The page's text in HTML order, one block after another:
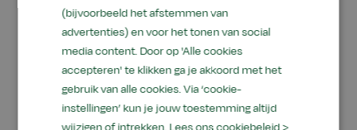
is en leert met zelfvertrouwen zorgen voor alles
wat groeit en bloeit.
(bijvoorbeeld het afstemmen van
advertenties) en voor het tonen van social
media content. Door op 'Alle cookies
accepteren' te klikken ga je akkoord met het
gebruik van alle cookies. Via ‘cookie-
instellingen’ kun je jouw toestemming altijd